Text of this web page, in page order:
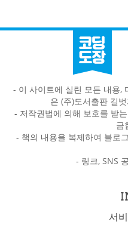
- 이 사이트에 실린 모든 내용,
은 (주)도서출판 길
- 저작권법에 의해 보호를 받
금
- 책의 내용을 복제하여 블로
- 링크, SNS
서